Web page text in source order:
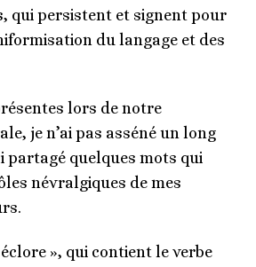
qui persistent et signent pour
du langage et des
lors de notre
je n’ai pas asséné un long
partagé quelques mots qui
névralgiques de mes
», qui contient le verbe